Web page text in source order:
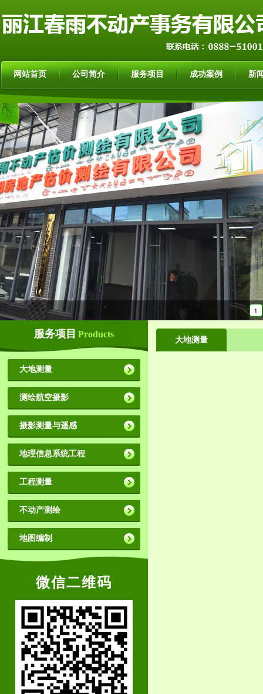
网站首页 公司简介 服务项目 成功案例 新
1
服务项目 Products
大地测量
测绘航空摄影
摄影测量与遥感
地理信息系统工程
工程测量
不动产测绘
地图编制
微信二维码
大地测量